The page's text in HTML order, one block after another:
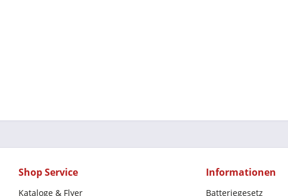
Shop Service
Kataloge & Flyer
Informationen
Batteriegesetz